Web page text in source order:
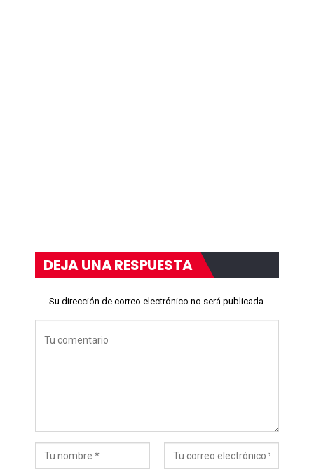
DEJA UNA RESPUESTA
Su dirección de correo electrónico no será publicada.